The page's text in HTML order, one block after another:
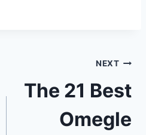
NEXT
The 21 Best
Omegle